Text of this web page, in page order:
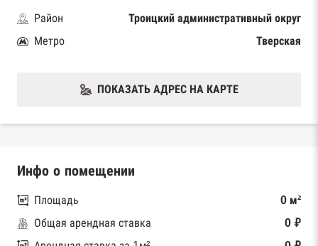
Район
Троицкий административный округ
Метро
Тверская
ПОКАЗАТЬ АДРЕС НА КАРТЕ
Инфо о помещении
Площадь
0 м²
Общая арендная ставка
0 ₽